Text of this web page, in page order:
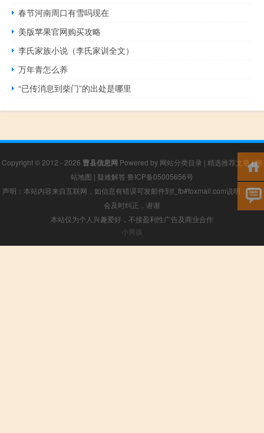
春节河南周口有雪吗现在
美版苹果官网购买攻略
李氏家族小说（李氏家训全文）
万年青怎么养
“已传消息到柴门”的出处是哪里
Copyright © 2012 - 2026 曹县信息网 Powered by 网站分类目录 | 精选推荐文章|网
站地图 | 疑难解答 鲁ICP备05005656号
声明：本站内容来自互联网，如信息有错误可发邮件到f_fb#foxmail.com说明，我们
会及时纠正，谢谢
本站仅为个人兴趣爱好，不接盈利性广告及商业合作
小男孩